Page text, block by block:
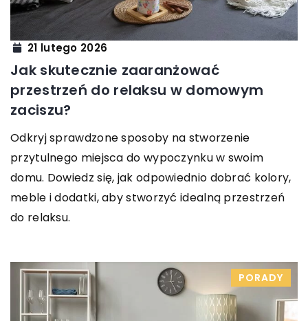
21 lutego 2026
Jak skutecznie zaaranżować
przestrzeń do relaksu w domowym
zaciszu?
Odkryj sprawdzone sposoby na stworzenie
przytulnego miejsca do wypoczynku w swoim
domu. Dowiedz się, jak odpowiednio dobrać kolory,
meble i dodatki, aby stworzyć idealną przestrzeń
do relaksu.
PORADY